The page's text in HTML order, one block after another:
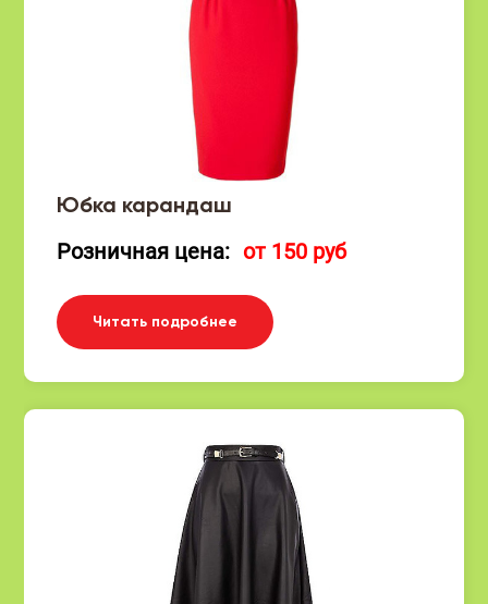
Юбка карандаш
Розничная цена: от 150 руб
Читать подробнее